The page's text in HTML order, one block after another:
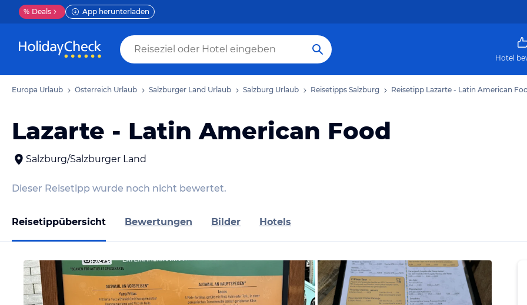
% Deals App herunterladen
Hotel
Europa Urlaub Österreich Urlaub Salzburger Land Urlaub Salzburg Urlaub Reisetipps Salzburg Reisetipp Lazarte - Latin American
Lazarte - Latin American Food
Salzburg/Salzburger Land
Dieser Reisetipp wurde noch nicht bewertet.
Reisetippübersicht Bewertungen Bilder Hotels